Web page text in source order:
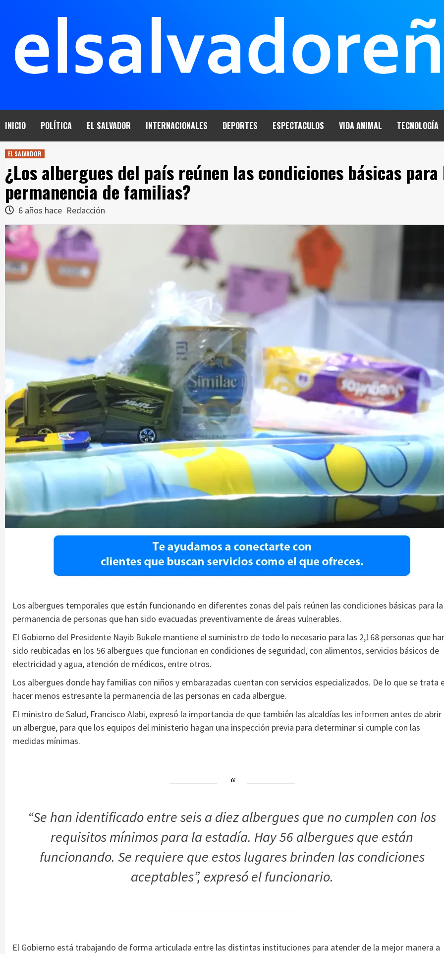
INICIO POLÍTICA EL SALVADOR INTERNACIONALES DEPORTES ESPECTACULOS VIDA ANIMAL TECNOLOGÍA
EL SALVADOR
¿Los albergues del país reúnen las condiciones básicas
permanencia de familias?
6 años hace Redacción
Los albergues temporales que están funcionando en diferentes zonas del país reúnen las condiciones básicas para la
permanencia de personas que han sido evacuadas preventivamente de áreas vulnerables.
El Gobierno del Presidente Nayib Bukele mantiene el suministro de todo lo necesario para las 2,168 personas que
sido reubicadas en los 56 albergues que funcionan en condiciones de seguridad, con alimentos, servicios básicos de
electricidad y agua, atención de médicos, entre otros.
Los albergues donde hay familias con niños y embarazadas cuentan con servicios especializados. De lo que se trata
hacer menos estresante la permanencia de las personas en cada albergue.
El ministro de Salud, Francisco Alabi, expresó la importancia de que también las alcaldías les informen antes de abrir
un albergue, para que los equipos del ministerio hagan una inspección previa para determinar si cumple con las
medidas mínimas.
“Se han identificado entre seis a diez albergues que no cumplen con los
requisitos mínimos para la estadía. Hay 56 albergues que están
funcionando. Se requiere que estos lugares brinden las condiciones
aceptables”, expresó el funcionario.
El Gobierno está trabajando de forma articulada entre las distintas instituciones para atender de la mejor manera a